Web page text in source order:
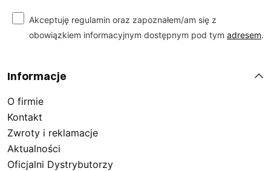
Akceptuję regulamin oraz zapoznałem/am się z
obowiązkiem informacyjnym dostępnym pod tym adresem.
Informacje
O firmie
Kontakt
Zwroty i reklamacje
Aktualności
Oficjalni Dystrybutorzy